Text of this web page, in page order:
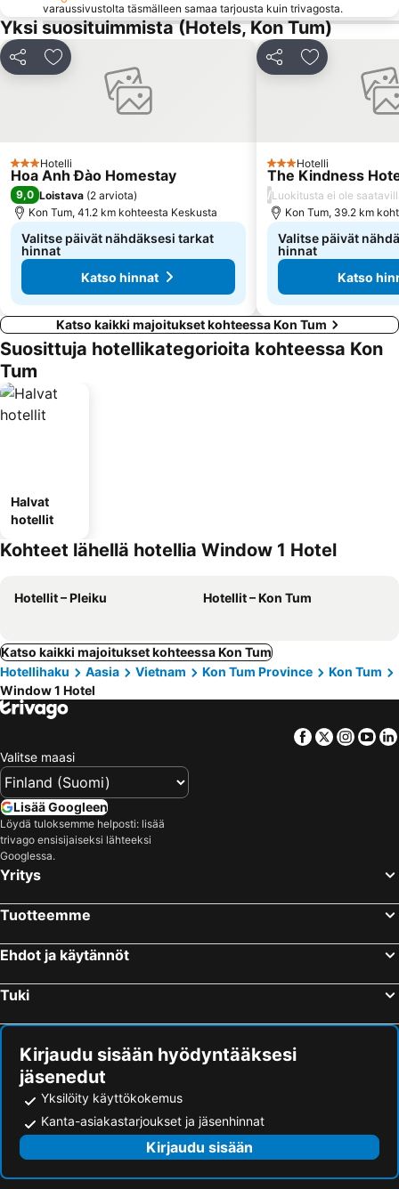
varaussivustolta täsmälleen samaa tarjousta kuin trivagosta.
Yksi suosituimmista (Hotels, Kon Tum)
Jaa Lisää suosikkeihin
3 Tähtiluokitus
Hotelli
Hoa Anh Đào Homestay
9,0 Loistava (2 arviota)
Kon Tum, 41.2 km kohteesta Keskusta
Valitse päivät nähdäksesi tarkat
hinnat
Katso hinnat
Jaa Lisää
3 Tähtiluokitus
Hotelli
The Kindness
/Luokitusta ei ole
Kon Tum, 39.2 km
Valitse päivät
hinnat
Katso
Katso kaikki majoitukset kohteessa Kon Tum
Suosittuja hotellikategorioita kohteessa Kon
Tum
Halvat
hotellit
Kohteet lähellä hotellia Window 1 Hotel
Hotellit – Pleiku Hotellit – Kon Tum
Katso kaikki majoitukset kohteessa Kon Tum
Hotellihaku
Aasia Vietnam Kon Tum Province
Kon Tum
Window 1 Hotel
Facebook
Twitter
Valitse maasi
Lisää Googleen
Löydä tuloksemme helposti: lisää
trivago ensisijaiseksi lähteeksi
Googlessa.
Yritys
Tuotteemme
Ehdot ja käytännöt
Tuki
Kirjaudu sisään hyödyntääksesi
jäsenedut
Yksilöity käyttökokemus
Kanta-asiakastarjoukset ja jäsenhinnat
Kirjaudu sisään